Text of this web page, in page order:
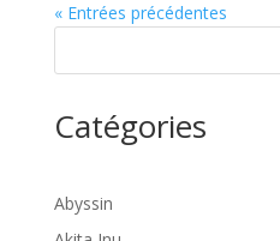
« Entrées précédentes
Catégories
Abyssin